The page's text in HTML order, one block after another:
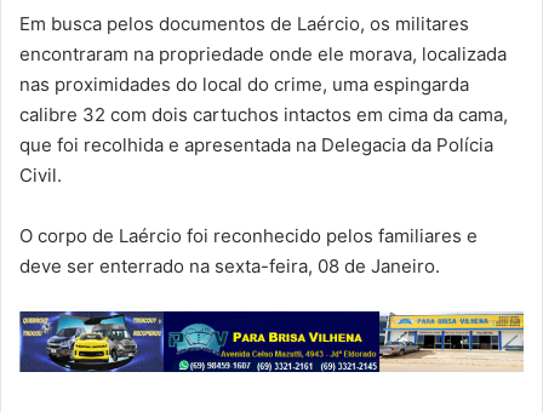
Em busca pelos documentos de Laércio, os militares
encontraram na propriedade onde ele morava, localizada
nas proximidades do local do crime, uma espingarda
calibre 32 com dois cartuchos intactos em cima da cama,
que foi recolhida e apresentada na Delegacia da Polícia
Civil.
O corpo de Laércio foi reconhecido pelos familiares e
deve ser enterrado na sexta-feira, 08 de Janeiro.